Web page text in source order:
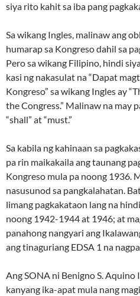
siya rito kahit sa iba pang
Sa wikang Ingles, malinaw ang
humarap sa Kongreso dahil sa
Pero sa wikang Filipino, hindi
kasi ng nakasulat na “Dapat
Kongreso” sa wikang Ingles ay
the Congress.” Malinaw na may
“shall” at “must.”
Sa kabila ng kahinaan sa
pa rin maikakaila ang taunang
Kongreso mula pa noong 1936.
nasusunod sa pangkalahatan.
limang pagkakataon lang na
noong 1942-1944 at 1946; at
panahong nangyari ang
ang tinaguriang EDSA 1 na
Ang SONA ni Benigno S. Aquino
kanyang ika-apat mula nang